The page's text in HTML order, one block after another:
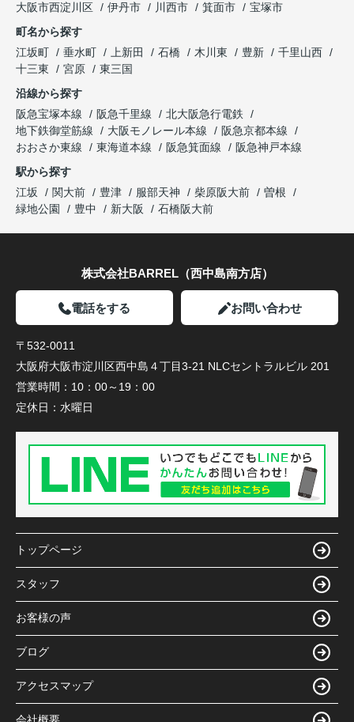
大阪市西淀川区
伊丹市 川西市 箕面市
宝塚市
町名から探す
江坂町
垂水町 上新田 石橋 木川東 豊新
千里山西
十三東
宮原
東三国
沿線から探す
阪急宝塚本線
阪急千里線
北大阪急行電鉄
地下鉄御堂筋線
大阪モノレール本線
阪急京都本線
おおさか東線
東海道本線 阪急箕面線
阪急神戸本線
駅から探す
江坂
関大前 豊津 服部天神 柴原阪大前
曽根
緑地公園
豊中 新大阪 石橋阪大前
株式会社BARREL（西中島南方店）
電話をする お問い合わせ
〒532-0011
大阪府大阪市淀川区西中島４丁目3-21 NLCセントラルビル 201
営業時間： 10：00～19：00
定休日： 水曜日
トップページ
スタッフ
お客様の声
ブログ
アクセスマップ